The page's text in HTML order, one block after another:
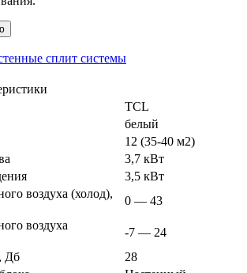
сплит системы
TCL
белый
12 (35-40 м2)
3,7 кВт
3,5 кВт
воздуха (холод),
0 — 43
воздуха
-7 — 24
Дб
28